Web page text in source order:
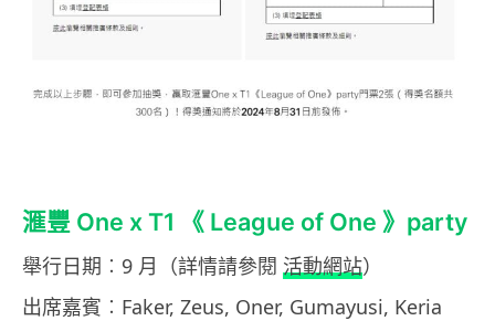
滙豐 One x T1 《 League of One 》party
舉行日期︰9 月（詳情請參閱 活動網站）
出席嘉賓︰Faker, Zeus, Oner, Gumayusi, Keria